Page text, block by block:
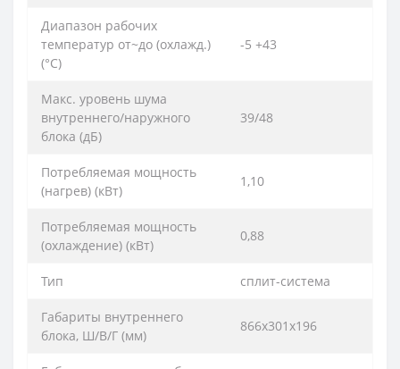
Диапазон рабочих
температур от~до (охлажд.)
(°C)
-5 +43
Макс. уровень шума
внутреннего/наружного
блока (дБ)
39/48
Потребляемая мощность
(нагрев) (кВт)
1,10
Потребляемая мощность
(охлаждение) (кВт)
0,88
Тип сплит-система
Габариты внутреннего
блока, Ш/В/Г (мм)
866х301х196